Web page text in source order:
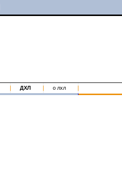
ДХЛ о лхл